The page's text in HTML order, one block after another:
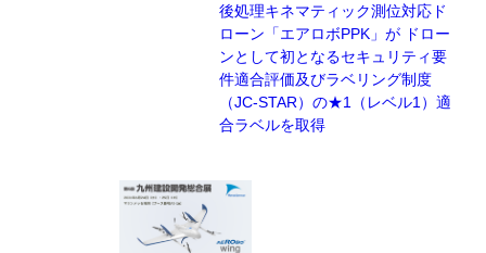
後処理キネマティック測位対応ド
ローン「エアロボPPK」が ドロー
ンとして初となるセキュリティ要
件適合評価及びラベリング制度
（JC-STAR）の★1（レベル1）適
合ラベルを取得